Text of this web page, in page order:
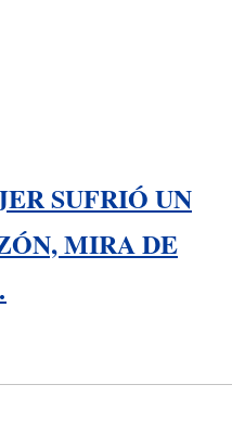
SUFRIÓ UN
MIRA DE